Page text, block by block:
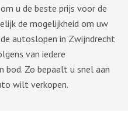
u de beste prijs voor de
de mogelijkheid om uw
autoslopen in Zwijndrecht
van iedere
bod. Zo bepaalt u snel aan
wilt verkopen.